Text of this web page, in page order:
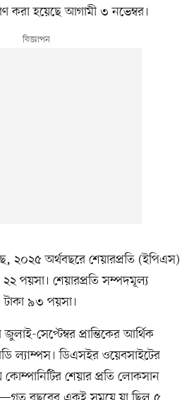
করা হয়েছে আগামী ৩ নভেম্বর।
২০২৫ অর্থবছরে শেয়ারপ্রতি (ইপিএস)
পয়সা। শেয়ারপ্রতি সম্পদমূল্য
৯৩ পয়সা।
সেপ্টেম্বর প্রান্তিকের আর্থিক
ল্যাম্পস। ডিএসইর ওয়েবসাইটের
শেয়ার প্রতি লোকসান